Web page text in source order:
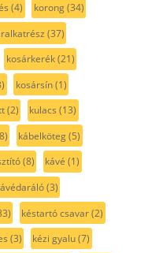
(4) korong(34)
(37)
kosárkerék(21)
kosársín(1)
(2) kulacs (13)
kábelköteg(5)
(8) kávé (1)
(3)
késtartó csavar(2)
(3) kézi gyalu(7)